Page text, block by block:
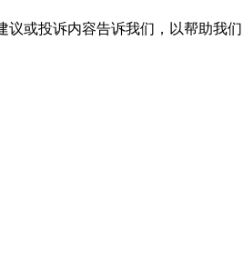
议或投诉内容告诉我们，以帮助我